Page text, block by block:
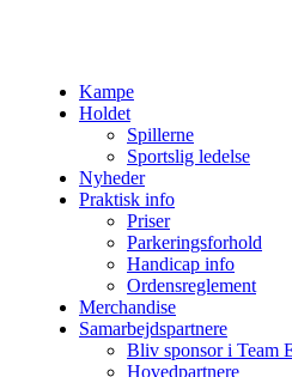
Kampe
Holdet
Spillerne
Sportslig ledelse
Nyheder
Praktisk info
Priser
Parkeringsforhold
Handicap info
Ordensreglement
Merchandise
Samarbejdspartnere
Bliv sponsor i Team
Hovedpartnere